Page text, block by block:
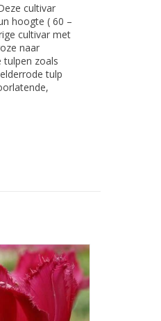
cultivar
hoogte ( 60 –
cultivar met
naar
tulpen zoals
tulp
dieprood, 70 cm
hoge stevige
steel
EN KOPEN